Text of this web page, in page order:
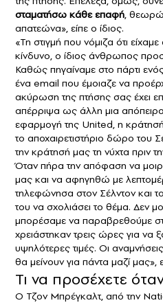
σταματήσω κάθε επαφή,
απατεώνα», είπε ο ίδιος.
«Τη στιγμή που νόμιζα ότι
κίνδυνο, ο ίδιος άνθρωπος
Καθώς πηγαίναμε στο πάρτι
ένα email που έμοιαζε να
ακύρωση της πτήσης σας έχει
απέρριψα ως άλλη μια
εφαρμογή της United, η
το αποχαιρετιστήριο δώρο του
την κράτησή μας τη νύχτα πριν
Όταν πήρα την απόφαση να
μας και να αφηγηθώ με
τηλεφώνησα στον Σέλντον και
του να σχολιάσει το θέμα. Δεν
μπορέσαμε να παραβρεθούμε
χρειάστηκαν τρεις ώρες για να
υψηλότερες τιμές. Οι
θα μείνουν για πάντα μαζί μας»,
Τι να προσέχετε
Ο Τζον Μπρέγκαλτ, από την